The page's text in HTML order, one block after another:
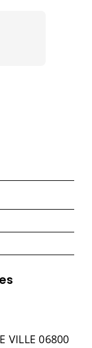
VILLE 06800